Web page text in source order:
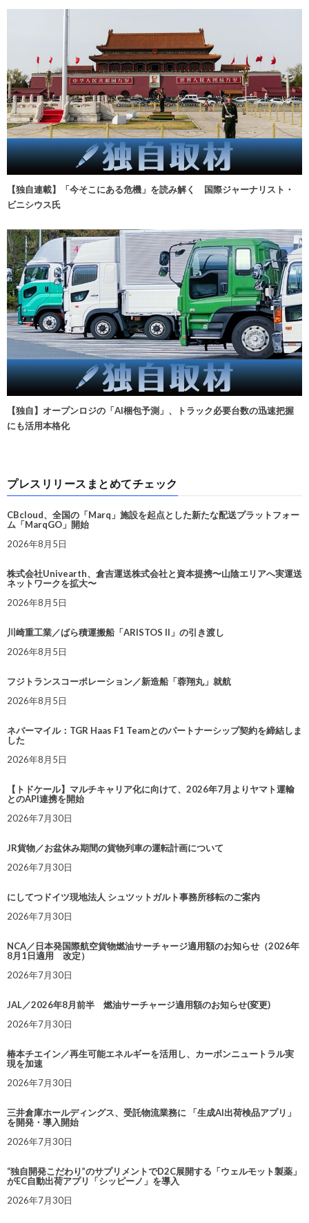
【独自連載】「今そこにある危機」を読み解く 国際ジャーナリスト・
ビニシウス氏
【独自】オープンロジの「AI梱包予測」、トラック必要台数の迅速把握
にも活用本格化
プレスリリースまとめてチェック
CBcloud、全国の「Marq」施設を起点とした新たな配送プラットフォー
ム「MarqGO」開始
2026年8月5日
株式会社Univearth、倉吉運送株式会社と資本提携〜山陰エリアへ実運送
ネットワークを拡大〜
2026年8月5日
川崎重工業／ばら積運搬船「ARISTOS II」の引き渡し
2026年8月5日
フジトランスコーポレーション／新造船「蓉翔丸」就航
2026年8月5日
ネバーマイル：TGR Haas F1 Teamとのパートナーシップ契約を締結しま
した
2026年8月5日
【トドケール】マルチキャリア化に向けて、2026年7月よりヤマト運輸
とのAPI連携を開始
2026年7月30日
JR貨物／お盆休み期間の貨物列車の運転計画について
2026年7月30日
にしてつドイツ現地法人 シュツットガルト事務所移転のご案内
2026年7月30日
NCA／日本発国際航空貨物燃油サーチャージ適用額のお知らせ（2026年
8月1日適用 改定）
2026年7月30日
JAL／2026年8月前半 燃油サーチャージ適用額のお知らせ(変更)
2026年7月30日
椿本チエイン／再生可能エネルギーを活用し、カーボンニュートラル実
現を加速
2026年7月30日
三井倉庫ホールディングス、受託物流業務に 「生成AI出荷検品アプリ」
を開発・導入開始
2026年7月30日
“独自開発こだわり”のサプリメントでD2C展開する「ウェルモット製薬」
がEC自動出荷アプリ「シッピーノ」を導入
2026年7月30日